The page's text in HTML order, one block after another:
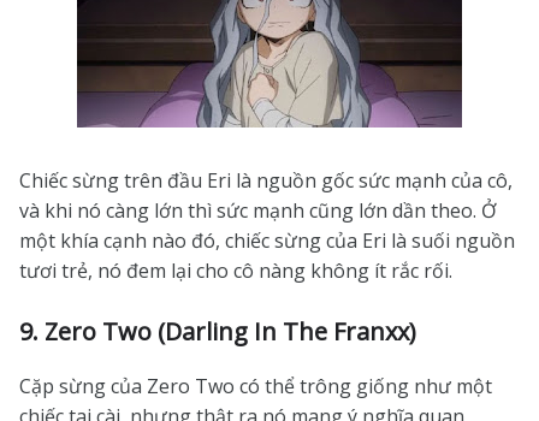
Chiếc sừng trên đầu Eri là nguồn gốc sức mạnh của cô,
và khi nó càng lớn thì sức mạnh cũng lớn dần theo. Ở
một khía cạnh nào đó, chiếc sừng của Eri là suối nguồn
tươi trẻ, nó đem lại cho cô nàng không ít rắc rối.
9. Zero Two (Darling In The Franxx)
Cặp sừng của Zero Two có thể trông giống như một